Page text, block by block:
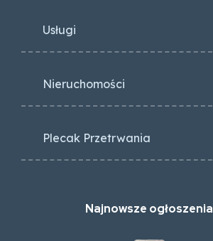
Usługi
Nieruchomości
Plecak Przetrwania
Najnowsze ogłoszenia